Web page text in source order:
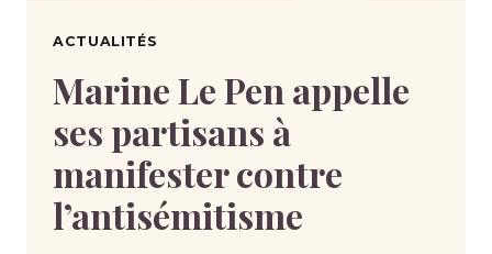
ACTUALITÉS
Marine Le Pen appelle
ses partisans à
manifester contre
l’antisémitisme